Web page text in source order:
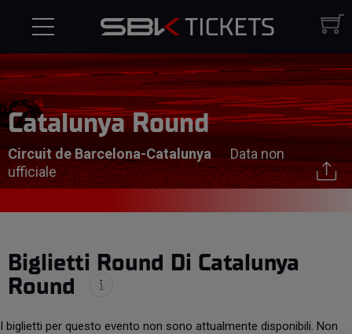
Catalunya Round
Circuit de Barcelona-Catalunya
Data non
ufficiale
Biglietti Round Di Catalunya
Round
I biglietti per questo evento non sono attualmente disponibili. Non